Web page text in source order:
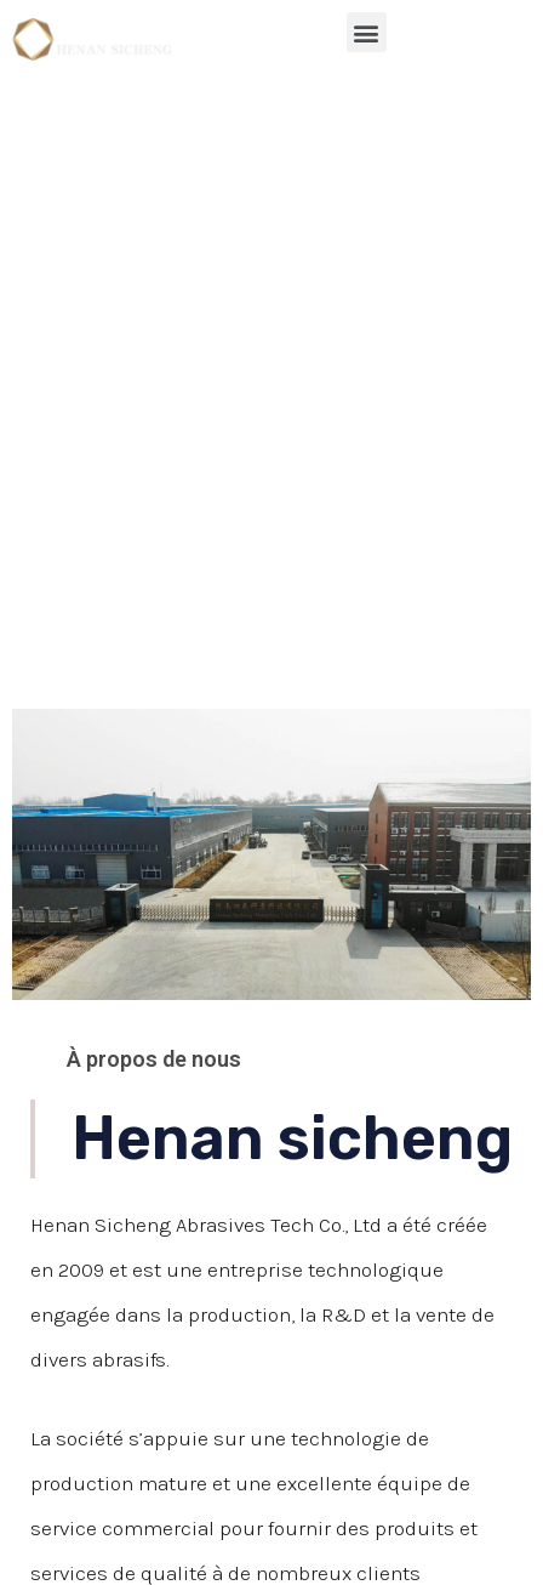
À propos de nous
Henan sicheng
Henan Sicheng Abrasives Tech Co., Ltd a été créée
en 2009 et est une entreprise technologique
engagée dans la production, la R&D et la vente de
divers abrasifs.
La société s’appuie sur une technologie de
production mature et une excellente équipe de
service commercial pour fournir des produits et
services de qualité à de nombreux clients